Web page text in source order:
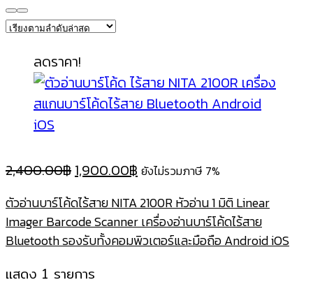
ลดราคา!
2,400.00฿ Original
was:
2,400.00฿.
1,900.00฿Current
is:
1,900.00฿.
ยังไม่รวมภาษี 7%
ตัวอ่านบาร์โค้ดไร้สาย NITA 2100R หัวอ่าน 1 มิติ Linear
Imager Barcode Scanner เครื่องอ่านบาร์โค้ดไร้สาย
Bluetooth รองรับทั้งคอมพิวเตอร์และมือถือ Android iOS
แสดง 1 รายการ